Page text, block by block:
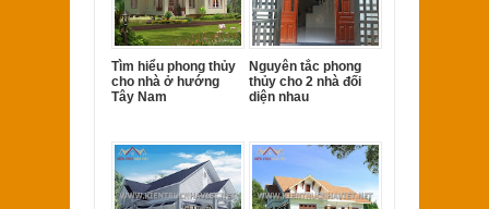
Tìm hiểu phong thủy
cho nhà ở hướng
Tây Nam
Nguyên tắc phong
thủy cho 2 nhà đối
diện nhau